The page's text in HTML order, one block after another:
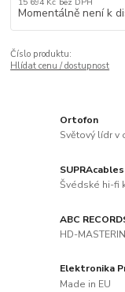
Momentálně není k
Číslo produktu:
Hlídat cenu / dostupnost
Ortofon
Světový lídr
SUPRAcables
Švédské hi-fi
ABC
HD-
Elektronika
Made in EU